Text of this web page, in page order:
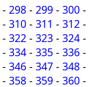
- 298 - 299 - 300 -
- 310 - 311 - 312 -
- 322 - 323 - 324 -
- 334 - 335 - 336 -
- 346 - 347 - 348 -
- 358 - 359 - 360 -